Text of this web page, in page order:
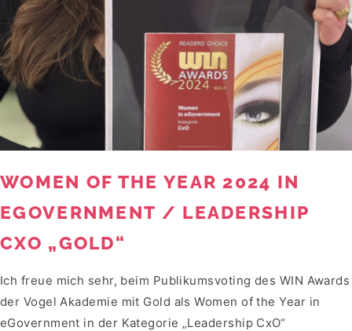
WOMEN OF THE YEAR 2024 IN
EGOVERNMENT / LEADERSHIP
CXO „GOLD“
Ich freue mich sehr, beim Publikumsvoting des WIN Awards
der Vogel Akademie mit Gold als Women of the Year in
eGovernment in der Kategorie „Leadership CxO“